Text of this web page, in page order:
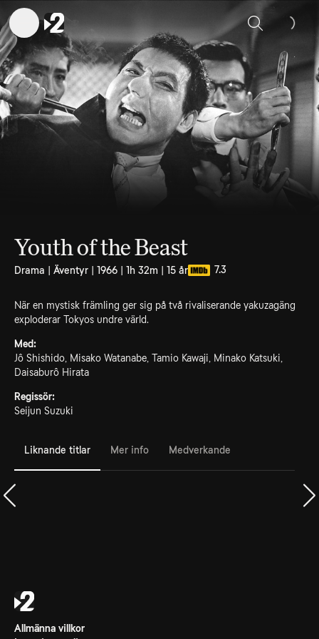
Sök
Youth of the Beast
Drama | Äventyr | 1966 | 1h 32m | 15 år 7.3
När en mystisk främling ger sig på två rivaliserande yakuzagäng
exploderar Tokyos undre värld.
Med:
Jô Shishido, Misako Watanabe, Tamio Kawaji, Minako Katsuki,
Daisaburô Hirata
Regissör:
Seijun Suzuki
Liknande titlar Mer info Medverkande
Allmänna villkor